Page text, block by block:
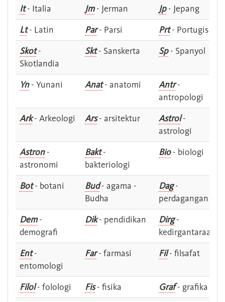
It- Italia Jm- Jerman Jp- Jepang
Lt- Latin Par- Parsi Prt- Portugis
Skot-
Skotlandia
Skt- Sanskerta Sp- Spanyol
Yn- Yunani Anat- anatomi Antr-
antropologi
Ark- Arkeologi Ars- arsitektur Astrol-
astrologi
Astron-
astronomi
Bakt-
bakteriologi
Bio- biologi
Bot- botani Bud- agama -
Budha
Dag-
perdagangan
Dem-
demografi
Dik- pendidikan Dirg-
kedirgantaraan
Ent-
entomologi
Far- farmasi Fil- filsafat
Filol- folologi Fis- fisika Graf- grafika